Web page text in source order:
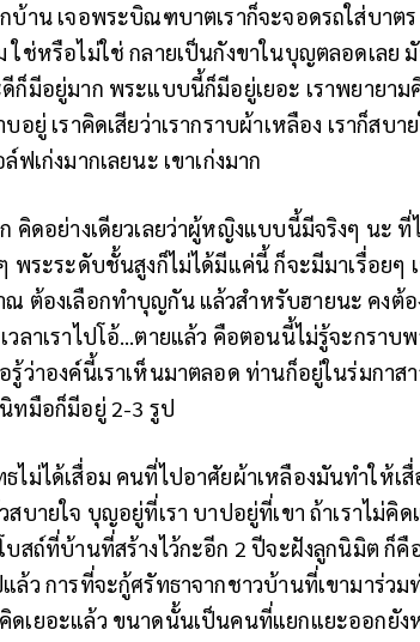
บ้าน เจอพระบิณฑบาตเราก็จะจอดรถใส่บาต
ใช่หรือไม่ใช่ กลายเป็นกังขาในบุญตลอดเลย
ก็มีอยู่มาก พระแบบนี้ก็มีอยู่เยอะ เราพยายา
บอยู่ เราคิดเสียว่าเรากราบผ้าเหลือง เราก็สบา
ฟเก่งมากเลยนะ เขาเก่งมาก
คิดอย่างเดียวเลยว่าผู้หญิงแบบนี้มีจริงๆ นะ
พระระดับชั้นสูงก็ไม่ได้มีแค่นี้ ก็จะมีมาเรื่อยๆ
ต้องเลือกทำบุญกัน แล้วสำหรับฮายนะ คงต้
วลาเราไปโอ้…ตายแล้ว คือตอนนี้ไม่รู้จะกรา
รู้ว่าองค์นี้เราเห็นมาตลอด ท่านก็อยู่ในร่มกา
ทมือก็มีอยู่ 2-3 รูป
ไม่ได้เสื่อม คนที่ไปอาศัยผ้าเหลืองมันทำให้เสื่
สบายใจ บุญอยู่ที่เรา บาปอยู่ที่เขา ถ้าเราไม่
บสถ์ที่บ้านที่สร้างไว้กะอีก 2 ปีจะฝังลูกนิมิต ก็คื
ล้ว การที่จะกู้ศรัทธาจากชาวบ้านที่เขามาร่ว
เยอะแล้ว ขนาดนั้นเป็นคนที่แยกแยะออกยัง